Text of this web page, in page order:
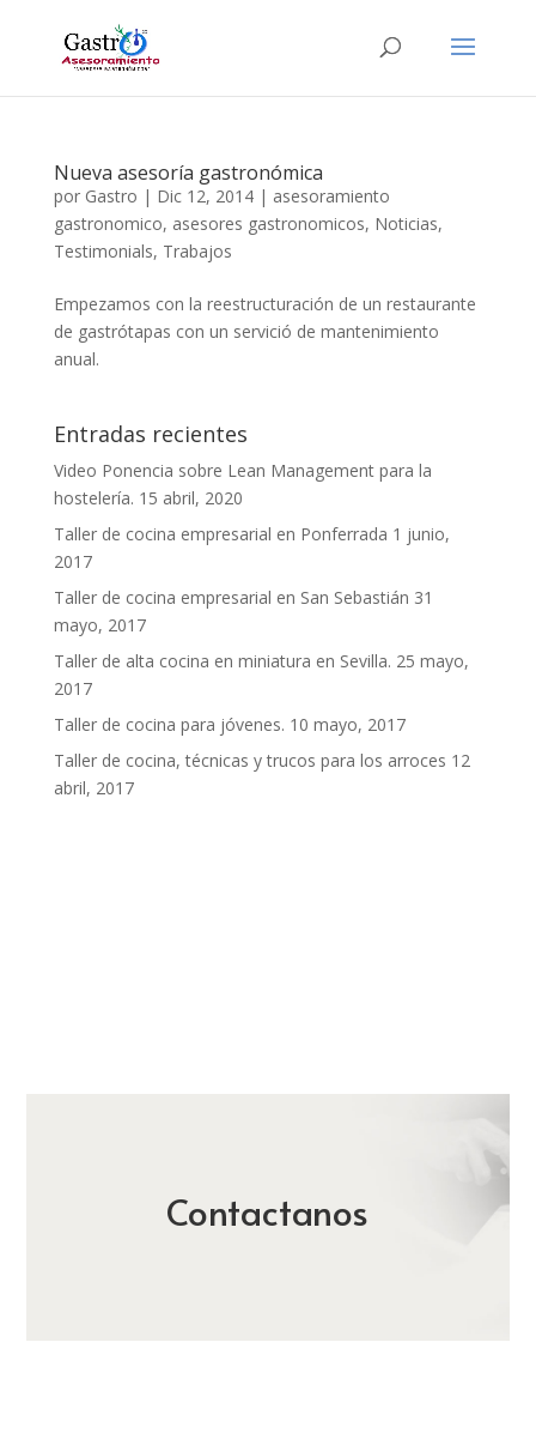
Nueva asesoría gastronómica
por Gastro | Dic 12, 2014| asesoramiento
gastronomico, asesores gastronomicos, Noticias,
Testimonials, Trabajos
Empezamos con la reestructuración de un restaurante
de gastrótapas con un servició de mantenimiento
anual.
Entradas recientes
Video Ponencia sobre Lean Management para la
hostelería. 15 abril, 2020
Taller de cocina empresarial en Ponferrada 1 junio,
2017
Taller de cocina empresarial en San Sebastián 31
mayo, 2017
Taller de alta cocina en miniatura en Sevilla. 25 mayo,
2017
Taller de cocina para jóvenes. 10 mayo, 2017
Taller de cocina, técnicas y trucos para los arroces 12
abril, 2017
Contactanos